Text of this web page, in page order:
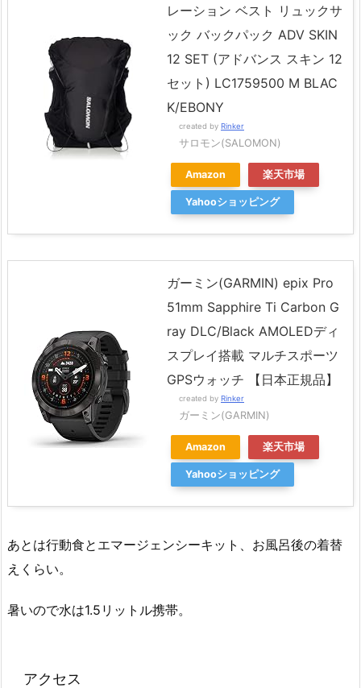
レーション ベスト リュックサ
ック バックパック ADV SKIN
12 SET (アドバンス スキン 12
セット) LC1759500 M BLAC
K/EBONY
created by Rinker
サロモン(SALOMON)
Amazon 楽天市場
Yahooショッピング
ガーミン(GARMIN) epix Pro
51mm Sapphire Ti Carbon G
ray DLC/Black AMOLEDディ
スプレイ搭載 マルチスポーツ
GPSウォッチ 【日本正規品】
created by Rinker
ガーミン(GARMIN)
Amazon 楽天市場
Yahooショッピング
あとは行動食とエマージェンシーキット、お風呂後の着替
えくらい。
暑いので水は1.5リットル携帯。
アクセス